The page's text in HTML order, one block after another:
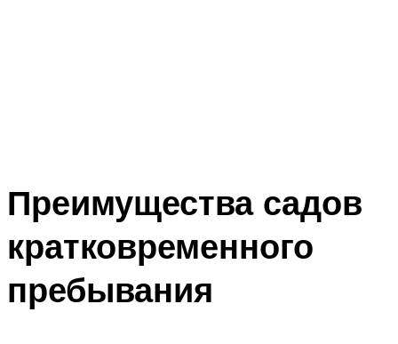
Преимущества садов
кратковременного
пребывания